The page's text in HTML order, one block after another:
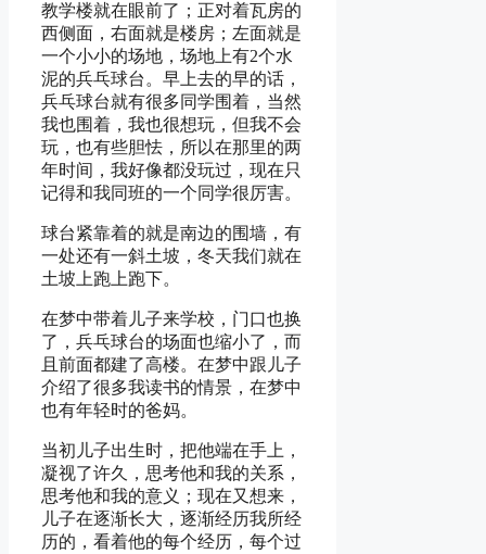
教学楼就在眼前了；正对着瓦房的
西侧面，右面就是楼房；左面就是
一个小小的场地，场地上有2个水
泥的兵乓球台。早上去的早的话，
兵乓球台就有很多同学围着，当然
我也围着，我也很想玩，但我不会
玩，也有些胆怯，所以在那里的两
年时间，我好像都没玩过，现在只
记得和我同班的一个同学很厉害。
球台紧靠着的就是南边的围墙，有
一处还有一斜土坡，冬天我们就在
土坡上跑上跑下。
在梦中带着儿子来学校，门口也换
了，兵乓球台的场面也缩小了，而
且前面都建了高楼。在梦中跟儿子
介绍了很多我读书的情景，在梦中
也有年轻时的爸妈。
当初儿子出生时，把他端在手上，
凝视了许久，思考他和我的关系，
思考他和我的意义；现在又想来，
儿子在逐渐长大，逐渐经历我所经
历的，看着他的每个经历，每个过